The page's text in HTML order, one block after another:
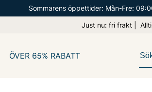
Sommarens öppettider: Mån-Fre:
Just nu: fri frakt |
ÖVER 65% RABATT